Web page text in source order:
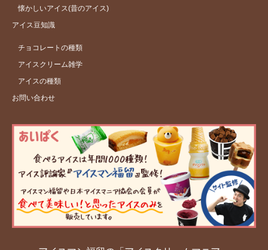
懐かしいアイス(昔のアイス)
アイス豆知識
チョコレートの種類
アイスクリーム雑学
アイスの種類
お問い合わせ